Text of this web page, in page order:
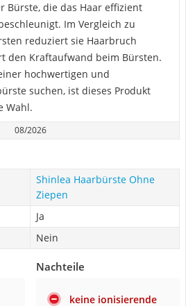
Bürste, die das Haar effizient
Im Vergleich zu
reduziert sie Haarbruch
den Kraftaufwand beim Bürsten.
hochwertigen und
suchen, ist dieses Produkt
Wahl.
08/2026
Shinlea Haarbürste Ohne
Ziepen
Ja
Nein
Nachteile
keine ionisierende